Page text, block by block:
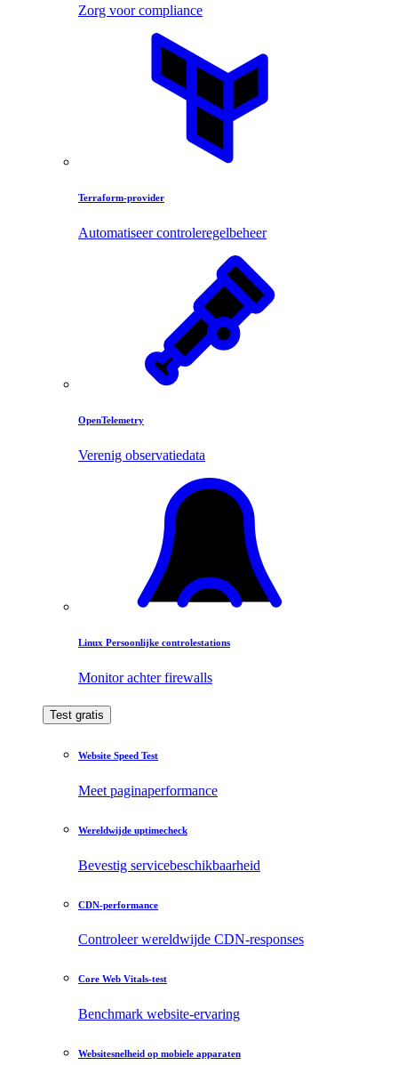
Zorg voor compliance
Terraform-provider
Automatiseer controleregelbeheer
OpenTelemetry
Verenig observatiedata
Linux Persoonlijke controlestations
Monitor achter firewalls
Test gratis
Website Speed Test
Meet paginaperformance
Wereldwijde uptimecheck
Bevestig servicebeschikbaarheid
CDN-performance
Controleer wereldwijde CDN-responses
Core Web Vitals-test
Benchmark website-ervaring
Websitesnelheid op mobiele apparaten